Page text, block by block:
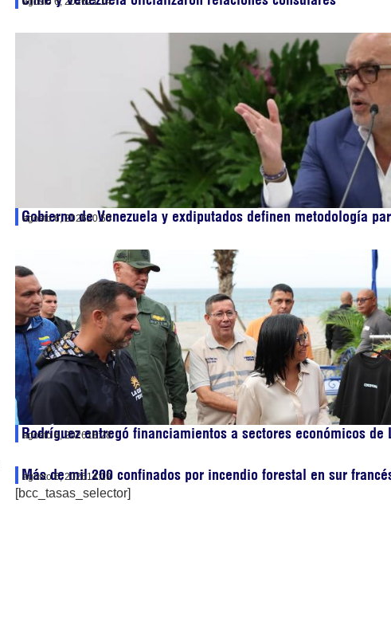
Gobierno de Venezuela y exdiputados definen metodología
agosto 6, 202620:55
Rodríguez entregó financiamientos a sectores económicos de
agosto 6, 202618:28
Más de mil 200 confinados por incendio forestal en sur
agosto 6, 202614:19
[bcc_tasas_selector]